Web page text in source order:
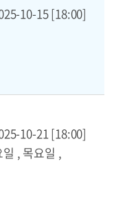
10-15 [18:00]
10-21 [18:00]
, 목요일 ,